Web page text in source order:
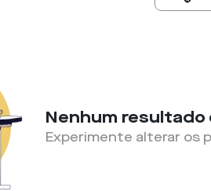
Nenhum
Experimente alterar os